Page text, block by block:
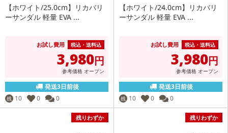
【ホワイト/25.0cm】リカバリ
ーサンダル 軽量 EVA ...
お試し費用 税込・送料込
3,980円
参考価格 オープン
発送3日前後
残 10 0 0
【ホワイト/24.0cm】リカバリ
ーサンダル 軽量 EVA ...
お試し費用 税込・送料込
3,980円
参考価格 オープン
発送3日前後
残 10 0 0
残りわずか 残りわずか